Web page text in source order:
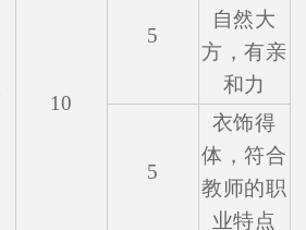
10
5
自然大
方，有亲
和力
5
衣饰得
体，符合
教师的职
业特点